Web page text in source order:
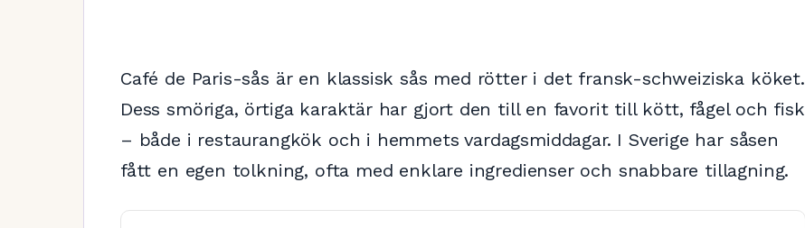
Café de Paris-sås är en klassisk sås med rötter i det fransk-schweiziska köket.
Dess smöriga, örtiga karaktär har gjort den till en favorit till kött, fågel och fisk
– både i restaurangkök och i hemmets vardagsmiddagar. I Sverige har såsen
fått en egen tolkning, ofta med enklare ingredienser och snabbare tillagning.